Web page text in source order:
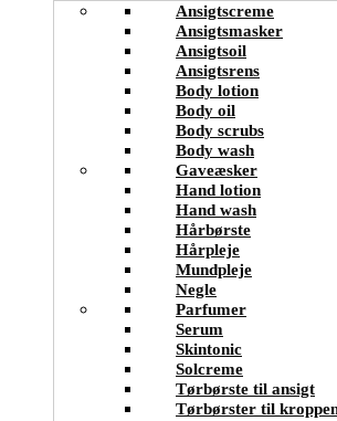
Ansigtscreme
Ansigtsmasker
Ansigtsoil
Ansigtsrens
Body lotion
Body oil
Body scrubs
Body wash
Gaveæsker
Hand lotion
Hand wash
Hårbørste
Hårpleje
Mundpleje
Negle
Parfumer
Serum
Skintonic
Solcreme
Tørbørste til ansigt
Tørbørster til